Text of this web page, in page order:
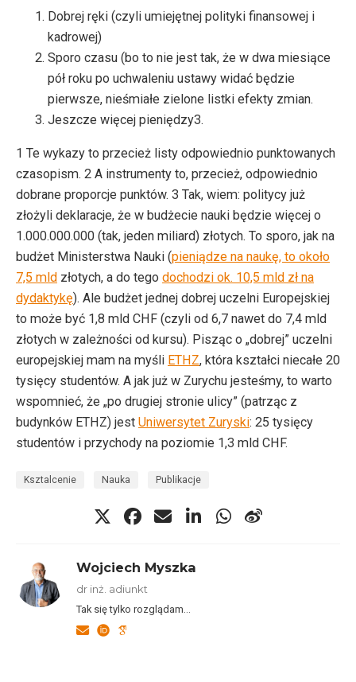
Dobrej ręki (czyli umiejętnej polityki finansowej i
kadrowej)
Sporo czasu (bo to nie jest tak, że w dwa miesiące
pół roku po uchwaleniu ustawy widać będzie
pierwsze, nieśmiałe zielone listki efekty zmian.
Jeszcze więcej pieniędzy3.
1 Te wykazy to przecież listy odpowiednio punktowanych
czasopism. 2 A instrumenty to, przecież, odpowiednio
dobrane proporcje punktów. 3 Tak, wiem: politycy już
złożyli deklaracje, że w budżecie nauki będzie więcej o
1.000.000.000 (tak, jeden miliard) złotych. To sporo, jak na
budżet Ministerstwa Nauki (pieniądze na naukę, to około
7,5 mld złotych, a do tego dochodzi ok. 10,5 mld zł na
dydaktykę). Ale budżet jednej dobrej uczelni Europejskiej
to może być 1,8 mld CHF (czyli od 6,7 nawet do 7,4 mld
złotych w zależności od kursu). Pisząc o „dobrej” uczelni
europejskiej mam na myśli ETHZ, która kształci niecałe 20
tysięcy studentów. A jak już w Zurychu jesteśmy, to warto
wspomnieć, że „po drugiej stronie ulicy” (patrząc z
budynków ETHZ) jest Uniwersytet Zuryski: 25 tysięcy
studentów i przychody na poziomie 1,3 mld CHF.
Ksztalcenie Nauka Publikacje
Wojciech Myszka
dr inż. adiunkt
Tak się tylko rozglądam…